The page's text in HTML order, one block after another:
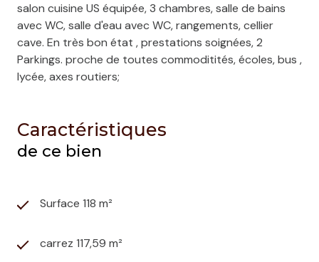
salon cuisine US équipée, 3 chambres, salle de bains
avec WC, salle d'eau avec WC, rangements, cellier
cave. En très bon état , prestations soignées, 2
Parkings. proche de toutes commoditités, écoles, bus ,
lycée, axes routiers;
Caractéristiques
de ce bien
Surface 118 m²
carrez 117,59 m²